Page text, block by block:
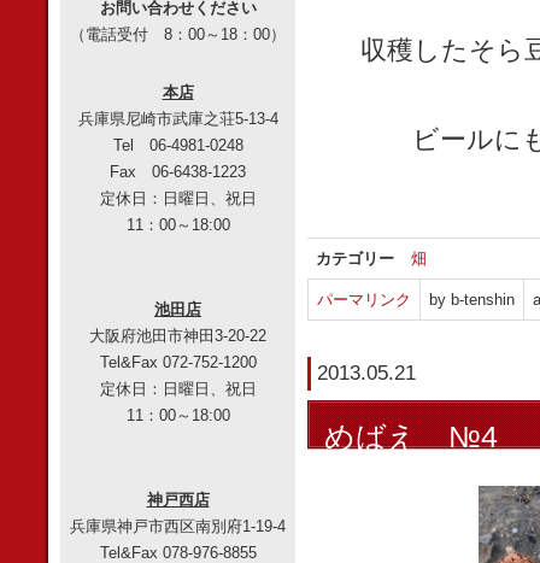
収穫したそら
ビールに
カテゴリー 畑
パーマリンク by b-tenshin
2013.05.21
めばえ №4
お問い合わせください
（電話受付 8：00～18：00）
本店
兵庫県尼崎市武庫之荘5-13-4
Tel 06-4981-0248
Fax 06-6438-1223
定休日：日曜日、祝日
11：00～18:00
池田店
大阪府池田市神田3-20-22
Tel&Fax 072-752-1200
定休日：日曜日、祝日
11：00～18:00
神戸西店
兵庫県神戸市西区南別府1-19-4
Tel&Fax 078-976-8855